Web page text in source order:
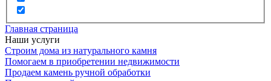
Главная страница
Наши услуги
Строим дома из натурального камня
Помогаем в приобретении недвижимости
Продаем камень ручной обработки